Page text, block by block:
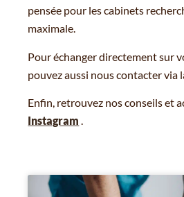
pensée pour les cabinets
maximale.
Pour échanger directement sur
pouvez aussi nous contacter via
Enfin, retrouvez nos conseils et
Instagram .